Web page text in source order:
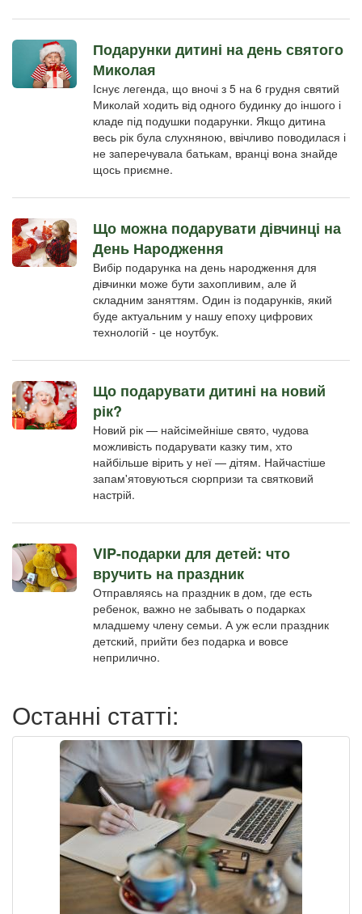
Подарунки дитині на день святого
Миколая
Існує легенда, що вночі з 5 на 6 грудня святий
Миколай ходить від одного будинку до іншого і
кладе під подушки подарунки. Якщо дитина
весь рік була слухняною, ввічливо поводилася і
не заперечувала батькам, вранці вона знайде
щось приємне.
Що можна подарувати дівчинці на
День Народження
Вибір подарунка на день народження для
дівчинки може бути захопливим, але й
складним заняттям. Один із подарунків, який
буде актуальним у нашу епоху цифрових
технологій - це ноутбук.
Що подарувати дитині на новий
рік?
Новий рік — найсімейніше свято, чудова
можливість подарувати казку тим, хто
найбільше вірить у неї — дітям. Найчастіше
запам'ятовуються сюрпризи та святковий
настрій.
VIP-подарки для детей: что
вручить на праздник
Отправляясь на праздник в дом, где есть
ребенок, важно не забывать о подарках
младшему члену семьи. А уж если праздник
детский, прийти без подарка и вовсе
неприлично.
Останні статті: